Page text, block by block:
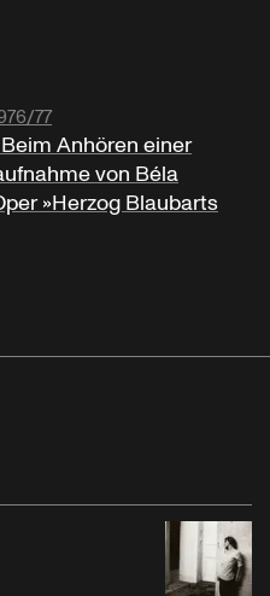
77
Anhören einer
von Béla
»Herzog Blaubarts